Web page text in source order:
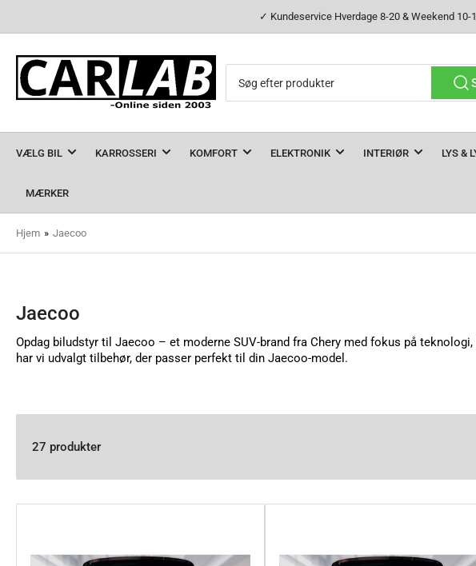
✓ Kundeservice Hverdage 8-20 & Weekend
efter
produkter
VÆLG BIL KARROSSERI KOMFORT ELEKTRONIK INTERIØR LYS &
MÆRKER
Hjem » Jaecoo
Jaecoo
Opdag biludstyr til Jaecoo – et moderne SUV-brand fra Chery med fokus på
har vi udvalgt tilbehør, der passer perfekt til din Jaecoo-model.
27 produkter